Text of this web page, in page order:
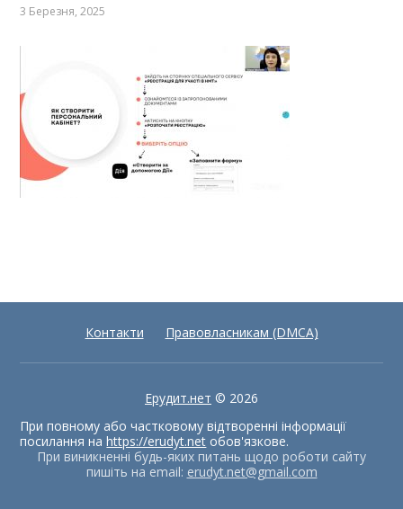
3 Березня, 2025
Контакти Правовласникам (DMCA)
Ерудит.нет © 2026
При повному або частковому відтворенні інформації
посилання наhttps://erudyt.net обов'язкове.
При виникненні будь-яких питань щодо роботи сайту
пишіть на email: erudyt.net@gmail.com